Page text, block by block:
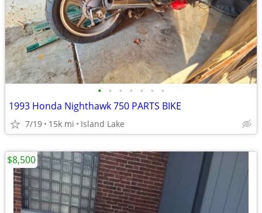
• • • • • • •
1993 Honda Nighthawk 750 PARTS BIKE
7/19 15k mi Island Lake
$8,500